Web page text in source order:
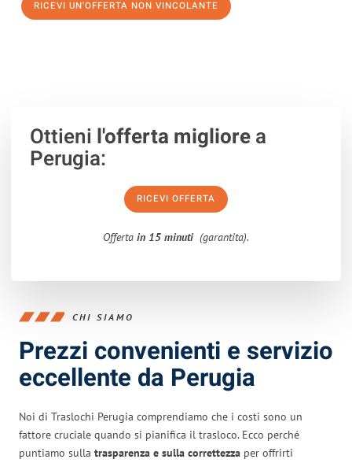
RICEVI UN'OFFERTA NON VINCOLANTE
Ottieni l'offerta migliorea
Perugia:
RICEVI OFFERTA
Offerta in 15 minuti (garantita).
CHI SIAMO
Prezzi convenienti e servizio
eccellente da Perugia
Noi di Traslochi Perugia comprendiamo che i costi sono un
fattore cruciale quando si pianifica il trasloco. Ecco perché
puntiamo sulla trasparenza e sulla correttezza per offrirti